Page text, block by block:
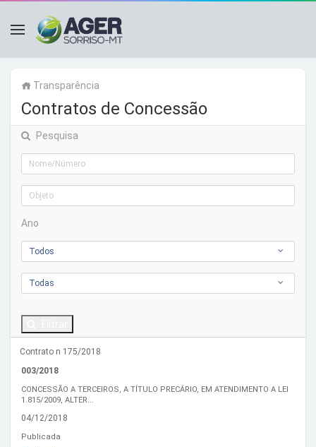
Transparência
Contratos de Concessão
Pesquisa
Ano
Todos
Todas
Contrato n 175/2018
003/2018
CONCESSÃO A TERCEIROS, A TÍTULO PRECÁRIO, EM ATENDIMENTO A LEI
1.815/2009, ALTER...
04/12/2018
Publicada